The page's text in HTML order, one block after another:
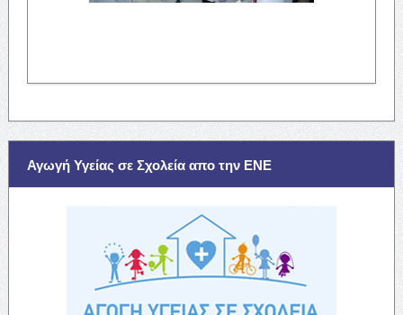
Αγωγή Υγείας σε Σχολεία απο την ΕΝΕ